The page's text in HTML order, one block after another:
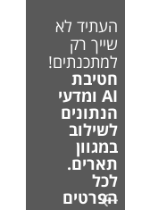
העתיד לא
שייך רק
למתכנתים!
חטיבת
AI ומדעי
הנתונים
לשילוב
במגוון
תארים.
לכל
הפרטים